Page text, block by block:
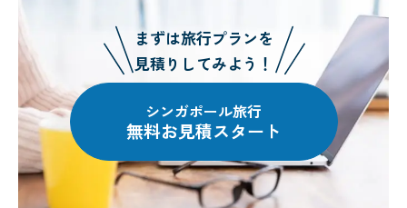
まずは旅行プランを
見積りしてみよう！
シンガポール旅行
無料お見積スタート